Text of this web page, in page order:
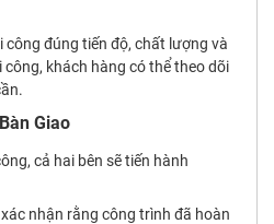
công đúng tiến độ, chất lượng và
khách hàng có thể theo dõi
Giao
cả hai bên sẽ tiến hành
nhận rằng công trình đã hoàn